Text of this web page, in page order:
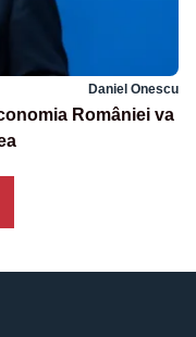
Daniel Onescu
României va